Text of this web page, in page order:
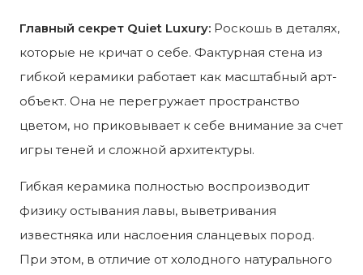
Главный секрет Quiet Luxury: Роскошь в деталях,
которые не кричат о себе. Фактурная стена из
гибкой керамики работает как масштабный арт-
объект. Она не перегружает пространство
цветом, но приковывает к себе внимание за счет
игры теней и сложной архитектуры.
Гибкая керамика полностью воспроизводит
физику остывания лавы, выветривания
известняка или наслоения сланцевых пород.
При этом, в отличие от холодного натурального